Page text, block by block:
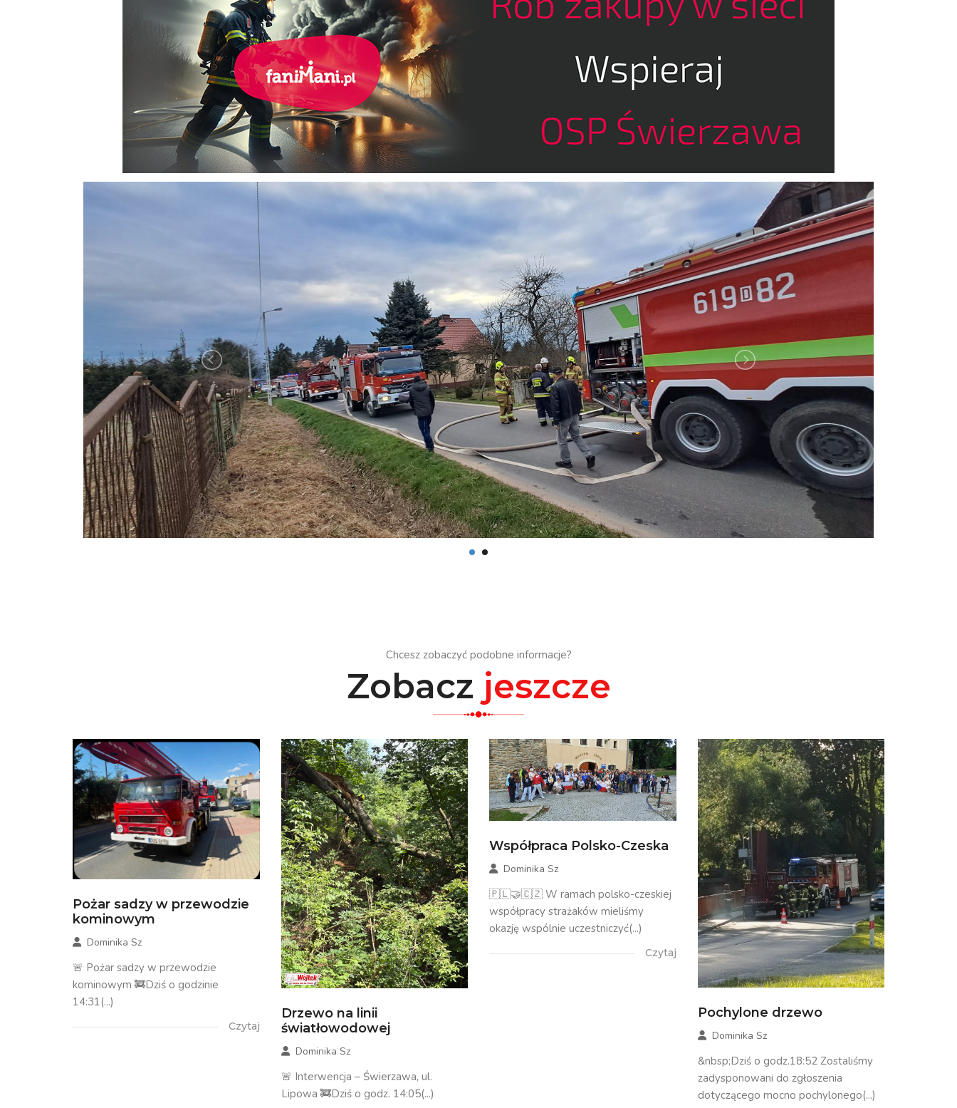
Chcesz zobaczyć podobne informacje?
Zobacz jeszcze
Pożar sadzy w przewodzie
kominowym
Dominika Sz
🚨 Pożar sadzy w przewodzie
kominowym 🚒Dziś o godzinie
14:31(...)
Czytaj
Drzewo na linii
światłowodowej
Dominika Sz
🚨 Interwencja – Świerzawa, ul.
Lipowa 🚒Dziś o godz. 14:05(...)
Współpraca Polsko-Czeska
Dominika Sz
🇵🇱🤝🇨🇿 W ramach polsko-czeskiej
współpracy strażaków mieliśmy
okazję wspólnie uczestniczyć(...)
Czytaj
Pochylone drzewo
Dominika Sz
&nbsp;Dziś o godz.18:52 Zostaliśmy
zadysponowani do zgłoszenia
dotyczącego mocno pochylonego(...)